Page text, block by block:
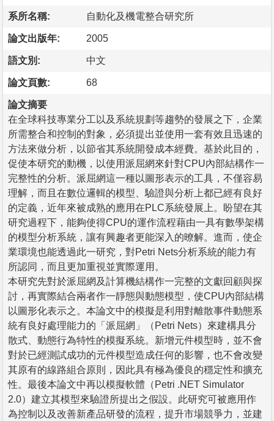
系所名稱: 自動化及機電整合研究所
論文出版年: 2005
語文別: 中文
論文頁數: 68
論文摘要
在全球科技專業分工以及系統規劃等趨勢的發展之下，企業
所需整合和控制的對象，必須提出並使用一套有效且迅速的
方法來做分析，以節省其系統開發成本經費。基於此目的，
促使本研究的動機，以使用派屈網來針對CPU內部結構作一
完整性的分析。派屈網這一種以圖形表示的工具，不僅容易
理解，而且在數位邏輯的模型、驗證與分析上都已經有良好
的定義，近年來被成熟的應用在PLC系統發展上。盼望在其
研究過程下，能夠使得CPU的運作流程藉由一具有數學架構
的模型分析系統，讓有興趣者更能深入的暸解。進而，使企
業環境也能透過此一研究，對Petri Nets分析系統的能力有
所認同，而且更加重視並實際運用。
本研究先對於派屈網及計算機結構作一完整的文獻回顧與探
討，再實際結合兩者作一靜態與動態模型，使CPU內部結構
以圖形化表示之。本論文中的模擬是利用對離散事件動態系
統有良好處理能力的「派屈網」（Petri Nets）來建構具分
散式、動態行為特性的模擬系統。新增元件模型時，並不會
對於已經測試成功的元件模型造成任何的影響，也不會改變
其原有的線路組合原則，因此具有極為優良的穩定性和擴充
性。最後本論文中再以模擬軟體（Petri .NET Simulator
2.0）建立其模型來驗證所提出之假設。此研究可被應用作
為控制以及改善新產品研發的流程，提升市場競爭力，並建